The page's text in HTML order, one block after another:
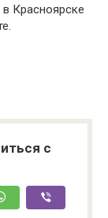
Красноярске
с